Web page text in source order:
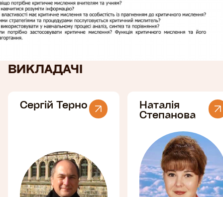
ВИКЛАДАЧІ
Сергій Терно Наталія
Степанова